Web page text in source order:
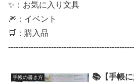
✨：お気に入り文具
🎆：イベント
🛒：購入品
手帳の書き方
📚【手帳